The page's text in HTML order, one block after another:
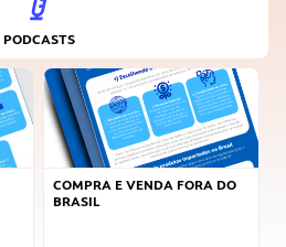
PODCASTS
COMPRA E VENDA FORA DO
BRASIL